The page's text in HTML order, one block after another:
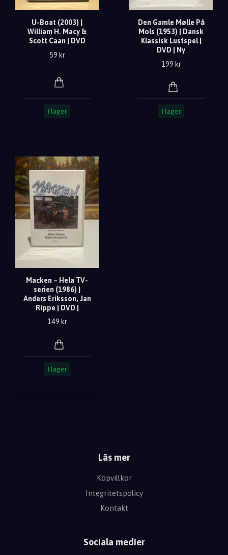
U-Boat (2003) |
William H. Macy &
Scott Caan | DVD
59 kr
I lager
Den Gamle Mølle På
Mols (1953) | Dansk
Klassisk Lustspel |
DVD | Ny
199 kr
I lager
Macken – Hela TV-
serien (1986) |
Anders Eriksson, Jan
Rippe | DVD |
149 kr
I lager
Läs mer
Köpvillkor
Integritetspolicy
Kontakt
Sociala medier